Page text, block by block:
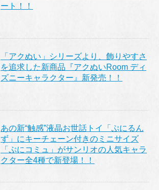
ート！！
「アクぬい」シリーズより、飾りやすさ
を追求した新商品『アクぬいRoom ディ
ズニーキャラクター』新発売！！
あの新“触感”液晶お世話トイ「ぷにるん
ず」にキーチェーン付きのミニサイズ
「ぷにコミュ」がサンリオの人気キャラ
クター全4種で新登場！！